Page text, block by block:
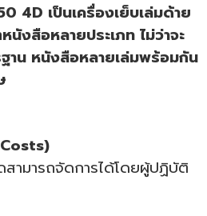
4D เป็นเครื่องเย็บเล่มด้าย
นังสือหลายประเภท ไม่ว่าจะ
าน หนังสือหลายเล่มพร้อมกัน
ามารถจัดการได้โดยผู้ปฏิบัติ